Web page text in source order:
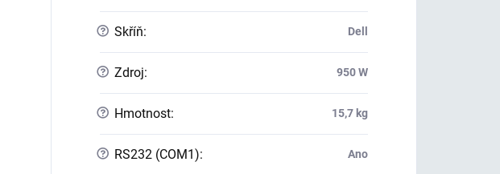
? Skříň: Dell
? Zdroj: 950 W
? Hmotnost: 15,7 kg
? RS232 (COM1): Ano